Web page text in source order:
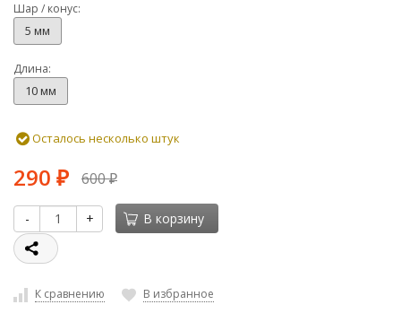
Шар / конус:
5 мм
Длина:
10 мм
Осталось несколько штук
290 ₽ 600₽
- + В корзину
К сравнению В избранное